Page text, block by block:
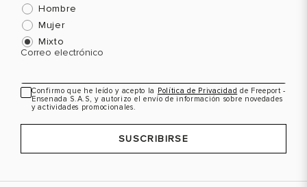
Hombre
Mujer
Mixto
Correo electrónico
Confirmo que he leído y acepto la Política de Privacidad de Freeport -
Ensenada S.A.S, y autorizo el envío de información sobre novedades
y actividades promocionales.
SUSCRIBIRSE